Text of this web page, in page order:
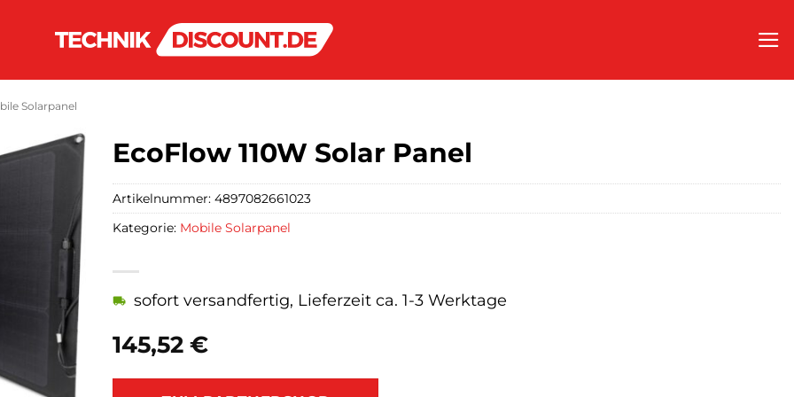
Solarpanel
EcoFlow 110W Solar Panel
145,52 €
sofort versandfertig, Lieferzeit ca. 1-3 Werktage
Artikelnummer: 4897082661023
Kategorie: Mobile Solarpanel